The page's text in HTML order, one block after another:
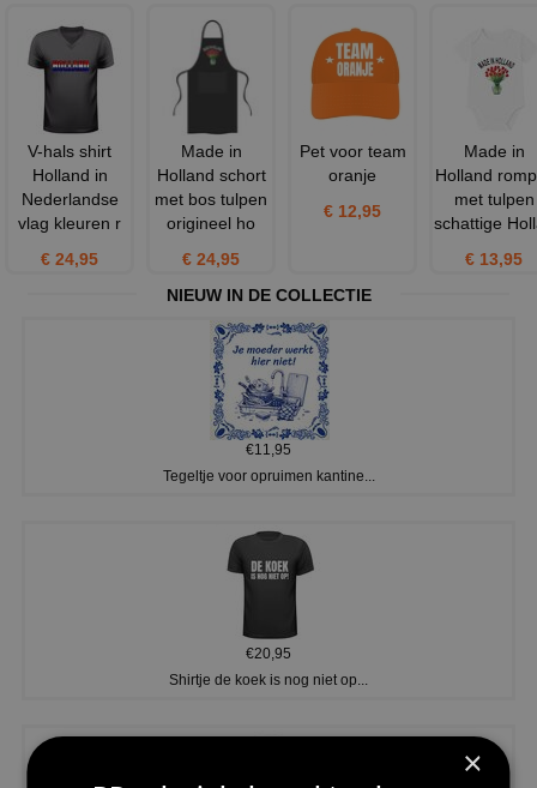
V-hals shirt
Holland in
Nederlandse
vlag kleuren r
€ 24,95
Made in
Holland schort
met bos tulpen
origineel ho
€ 24,95
Pet voor team
oranje
€ 12,95
Made in
Holland
met tulpen
schattige
€ 13,95
NIEUW IN DE COLLECTIE
€11,95
Tegeltje voor opruimen kantine...
€20,95
Shirtje de koek is nog niet op...
×